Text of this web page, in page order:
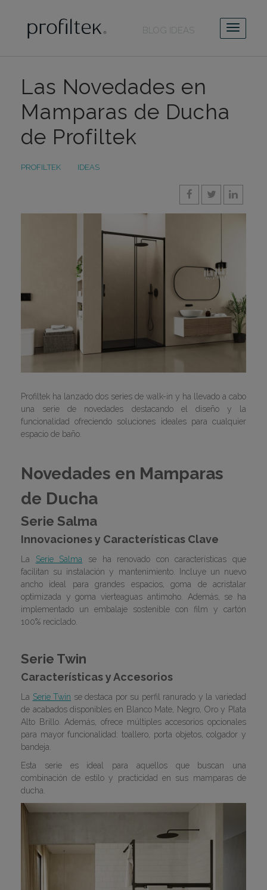
BLOG IDEAS
Las Novedades en
Mamparas de Ducha
de Profiltek
PROFILTEK IDEAS
Profiltek ha lanzado dos series de walk-in y ha llevado a cabo
una serie de novedades destacando el diseño y la
funcionalidad ofreciendo soluciones ideales para cualquier
espacio de baño.
Novedades en Mamparas
de Ducha
Serie Salma
Innovaciones y Características Clave
La Serie Salma se ha renovado con características que
facilitan su instalación y mantenimiento. Incluye un nuevo
ancho ideal para grandes espacios, goma de acristalar
optimizada y goma vierteaguas antimoho. Además, se ha
implementado un embalaje sostenible con film y cartón
100% reciclado.
Serie Twin
Características y Accesorios
La Serie Twin se destaca por su perfil ranurado y la variedad
de acabados disponibles en Blanco Mate, Negro, Oro y Plata
Alto Brillo. Además, ofrece múltiples accesorios opcionales
para mayor funcionalidad: toallero, porta objetos, colgador y
bandeja.
Esta serie es ideal para aquellos que buscan una
combinación de estilo y practicidad en sus mamparas de
ducha.